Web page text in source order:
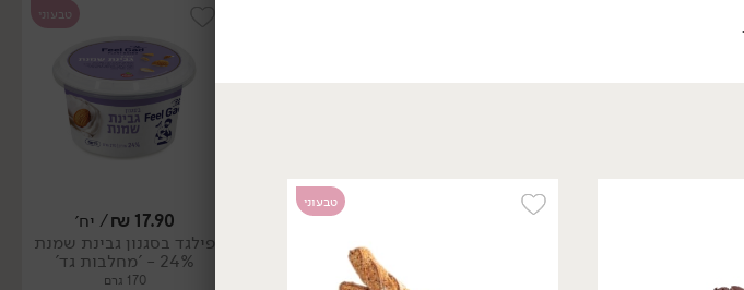
פילגד בסגנון שמנת שום
טבעוני
17.90
₪/ יח׳
פילגד בסגנון גבינת שמנת
24% - 'מחלבות גד'
170 גרם
טבעוני